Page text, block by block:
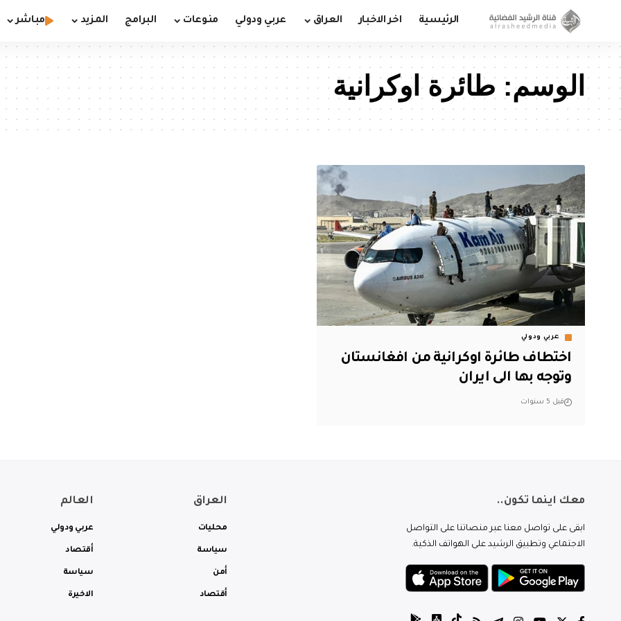
الرئيسية اخر الاخبار العراق عربي ودولي منوعات البرامج المزيد مباشر
الوسم: طائرة اوكرانية
عربي ودولي
اختطاف طائرة اوكرانية من افغانستان
وتوجه بها الى ايران
قبل 5 سنوات
معك اينما تكون..
ابقى على تواصل معنا عبر منصاتنا على التواصل
الاجتماعي وتطبيق الرشيد على الهواتف الذكية.
العراق
محليات
سياسة
أمن
أقتصاد
العالم
عربي ودولي
أقتصاد
سياسة
الاخيرة